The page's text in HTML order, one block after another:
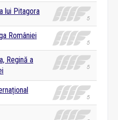
lui Pitagora
României
Regină a